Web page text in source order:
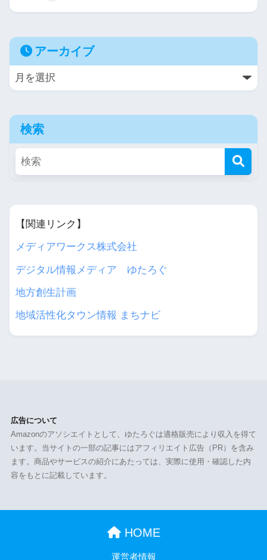
アーカイブ
検索
【関連リンク】
メディアワークス株式会社
デジタル情報メディア ゆたろぐ
地方創生計画
地域活性化タウン情報 まちナビ
広告について
Amazonのアソシエイトとして、ゆたろぐは適格販売により収入を得て
います。当サイトの一部の記事にはアフィリエイト広告（PR）を含み
ます。商品やサービスの紹介にあたっては、実際に使用・確認した内
容をもとに記載しています。
HOME
運営者情報